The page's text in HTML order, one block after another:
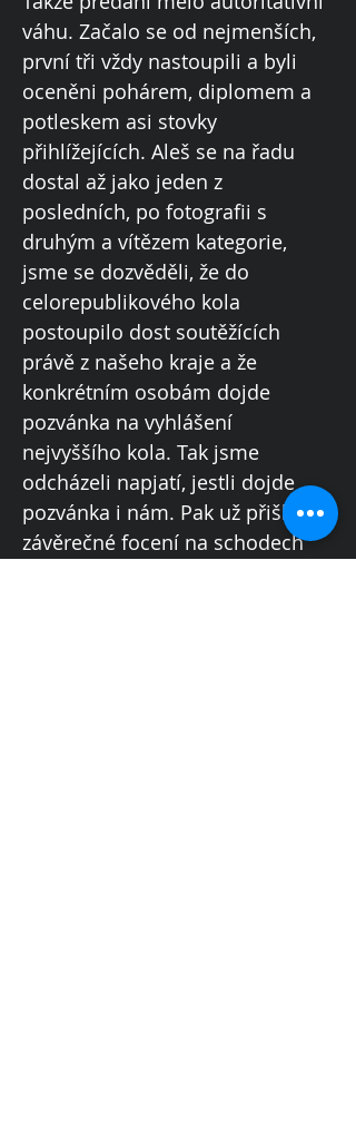
váhu. Začalo se od nejmenších,
první tři vždy nastoupili a byli
oceněni pohárem, diplomem a
potleskem asi stovky
přihlížejících. Aleš se na řadu
dostal až jako jeden z
posledních, po fotografii s
druhým a vítězem kategorie,
jsme se dozvěděli, že do
celorepublikového kola
postoupilo dost soutěžících
právě z našeho kraje a že
konkrétním osobám dojde
pozvánka na vyhlášení
nejvyššího kola. Tak jsme
odcházeli napjatí, jestli dojde
pozvánka i nám. Pak už přišlo na
závěrečné focení na schodech